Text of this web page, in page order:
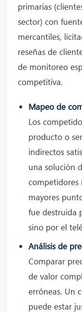
primarias
sector) con
mercantiles,
reseñas de
de monitoreo
competitiva.
Mapeo de
Los
producto o
indirectos
una solución
competidores
mayores
fue destruida
sino por el
Análisis de
Comparar
de valor
erróneas. Un
puede estar